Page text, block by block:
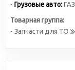
- Грузовые авто:ГАЗ
Товарная группа:
- Запчасти для ТО